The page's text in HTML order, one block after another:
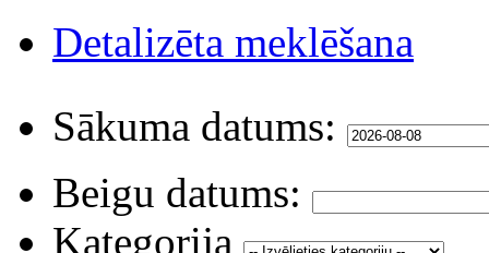
Detalizēta meklēšana
Sākuma datums:
Beigu datums:
Kategorija